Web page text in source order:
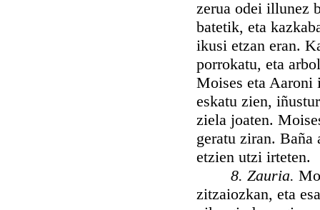
zerua odei illunez
batetik, eta
ikusi etzan eran.
porrokatu, eta
Moises eta Aaroni
eskatu zien,
ziela joaten.
geratu ziran. Baña
etzien utzi irteten.
8. Zauria.
zitzaiozkan, eta